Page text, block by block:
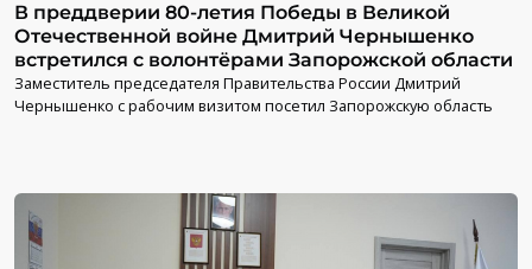
В преддверии 80-летия Победы в Великой
Отечественной войне Дмитрий Чернышенко
встретился с волонтёрами Запорожской области
Заместитель председателя Правительства России Дмитрий
Чернышенко с рабочим визитом посетил Запорожскую область